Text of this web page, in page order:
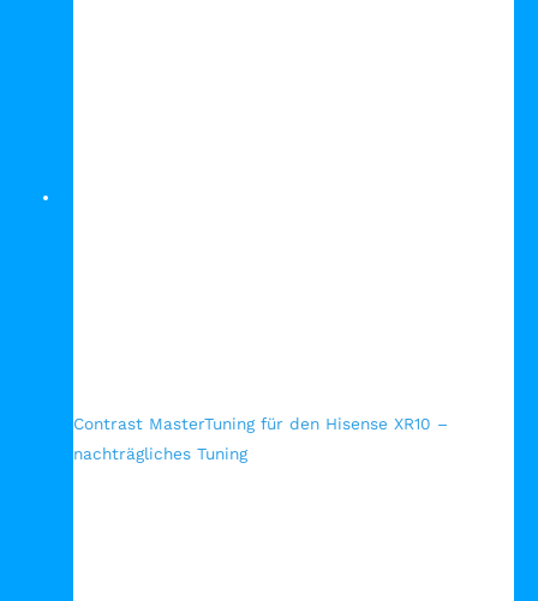
Contrast MasterTuning für den Hisense XR10 –
nachträgliches Tuning